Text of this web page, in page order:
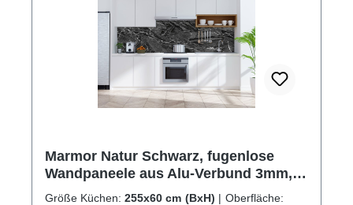
Marmor Natur Schwarz, fugenlose
Wandpaneele aus Alu-Verbund 3mm,
Küchenrückwand
Größe Küchen: 255x60 cm (BxH) | Oberfläche: